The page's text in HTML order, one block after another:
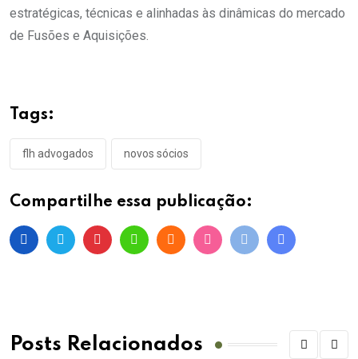
estratégicas, técnicas e alinhadas às dinâmicas do mercado
de Fusões e Aquisições.
Tags:
flh advogados novos sócios
Compartilhe essa publicação:
Posts Relacionados